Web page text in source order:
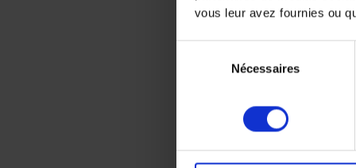
vous leur avez fournies ou
Nécessaires